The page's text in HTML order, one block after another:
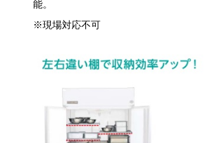
能。
※現場対応不可